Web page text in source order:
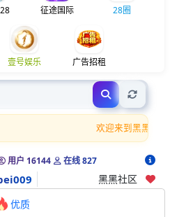
征途国际 28圈
壹号娱乐 广告招租
欢迎来到黑黑社区
用户 16144 在线827
黑黑社区
优质